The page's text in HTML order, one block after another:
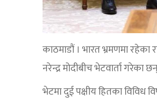
काठमाडौं । भारत भ्रमणमा रहेका
नरेन्द्र मोदीबीच भेटवार्ता गरेका
भेटमा दुई पक्षीय हितका विविध